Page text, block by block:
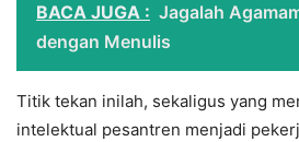
BACA JUGA : Jagalah
dengan Menulis
Titik tekan inilah, sekaligus yang
intelektual pesantren menjadi